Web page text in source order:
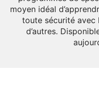
moyen idéal
toute sécurité avec
d’autres.